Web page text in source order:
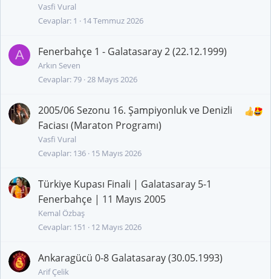
Vasfi Vural
Cevaplar 1 14 Temmuz 2026
A Fenerbahçe 1 - Galatasaray 2 (22.12.1999)
Arkın Seven
Cevaplar 79 28 Mayıs 2026
2005/06 Sezonu 16. Şampiyonluk ve Denizli
Faciası (Maraton Programı)
Vasfi Vural
Cevaplar 136 15 Mayıs 2026
Türkiye Kupası Finali | Galatasaray 5-1
Fenerbahçe | 11 Mayıs 2005
Kemal Özbaş
Cevaplar 151 12 Mayıs 2026
Ankaragücü 0-8 Galatasaray (30.05.1993)
Arif Çelik